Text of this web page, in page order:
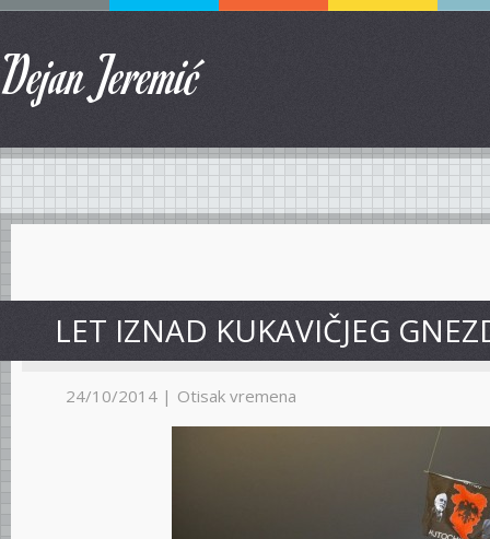
Dejan Jeremić
LET IZNAD KUKAVIČJEG
24/10/2014 | Otisak vremena